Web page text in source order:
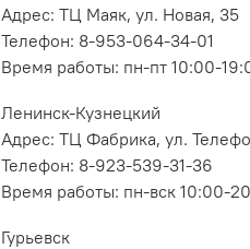
Адрес: ТЦ Маяк, ул. Новая, 35
Телефон: 8-953-064-34-01
Время работы: пн-пт 10:00-
Ленинск-Кузнецкий
Адрес: ТЦ Фабрика, ул.
Телефон: 8-923-539-31-36
Время работы: пн-вск 10:00-
Гурьевск